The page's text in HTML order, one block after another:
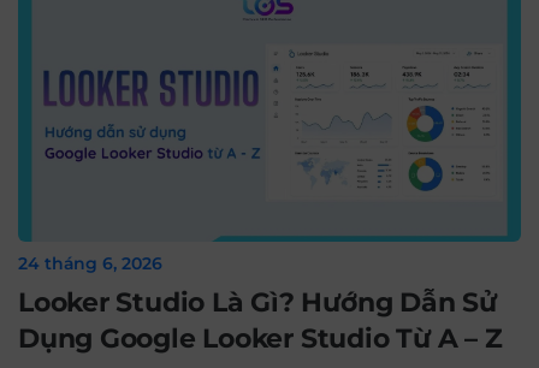
24 tháng 6, 2026
Looker Studio Là Gì? Hướng Dẫn Sử
Dụng Google Looker Studio Từ A – Z